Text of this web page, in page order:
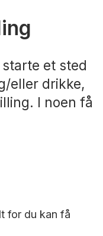
et sted
eller drikke,
I noen få
for du kan få